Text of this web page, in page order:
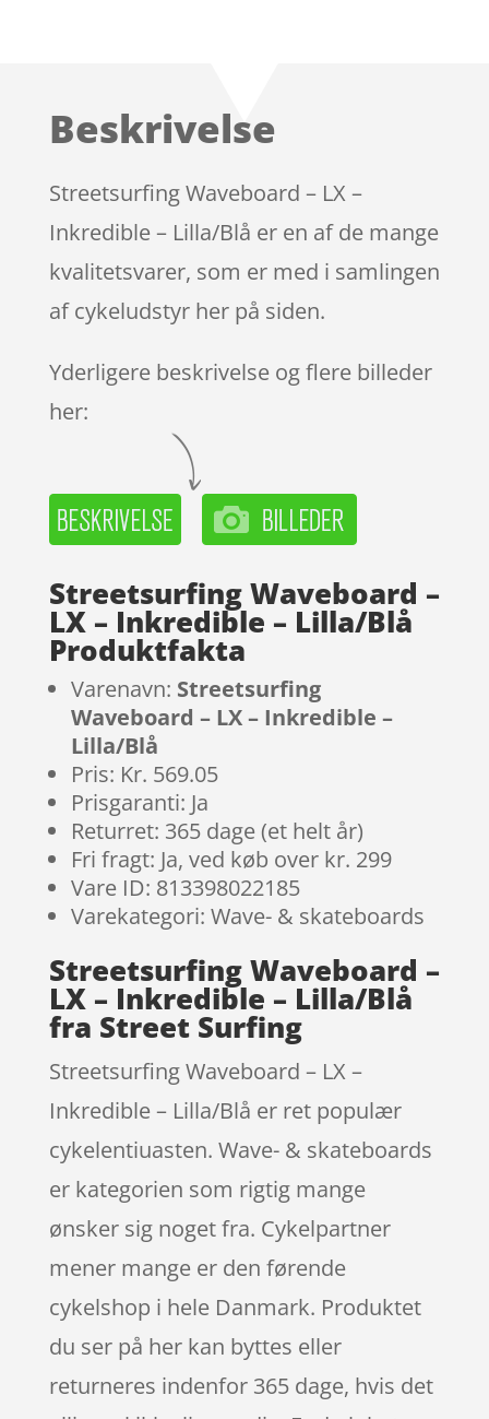
kundebedø
Beskrivelse
Streetsurfing Waveboard – LX –
Inkredible – Lilla/Blå er en af de mange
kvalitetsvarer, som er med i samlingen
af cykeludstyr her på siden.
Yderligere beskrivelse og flere billeder
her:
Streetsurfing Waveboard –
LX – Inkredible – Lilla/Blå
Produktfakta
Varenavn: Streetsurfing
Waveboard – LX – Inkredible –
Lilla/Blå
Pris: Kr. 569.05
Prisgaranti: Ja
Returret: 365 dage (et helt år)
Fri fragt: Ja, ved køb over kr. 299
Vare ID: 813398022185
Varekategori: Wave- & skateboards
Streetsurfing Waveboard –
LX – Inkredible – Lilla/Blå
fra Street Surfing
Streetsurfing Waveboard – LX –
Inkredible – Lilla/Blå er ret populær
cykelentiuasten. Wave- & skateboards
er kategorien som rigtig mange
ønsker sig noget fra. Cykelpartner
mener mange er den førende
cykelshop i hele Danmark. Produktet
du ser på her kan byttes eller
returneres indenfor 365 dage, hvis det